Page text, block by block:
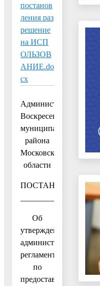
постанов
ления раз
решение
на ИСП
ОЛЬЗОВ
АНИЕ.do
cx
Администрация
Воскресенского
муниципального
района
Московской
области
ПОСТАНОВЛЕНИЕ
Об
утверждении
административного
регламента
по
предоставлению